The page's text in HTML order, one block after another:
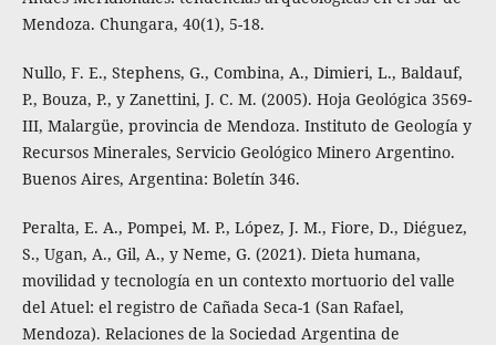
Mendoza. Chungara, 40(1), 5-18.
Nullo, F. E., Stephens, G., Combina, A., Dimieri, L., Baldauf,
P., Bouza, P., y Zanettini, J. C. M. (2005). Hoja Geológica 3569-
III, Malargüe, provincia de Mendoza. Instituto de Geología y
Recursos Minerales, Servicio Geológico Minero Argentino.
Buenos Aires, Argentina: Boletín 346.
Peralta, E. A., Pompei, M. P., López, J. M., Fiore, D., Diéguez,
S., Ugan, A., Gil, A., y Neme, G. (2021). Dieta humana,
movilidad y tecnología en un contexto mortuorio del valle
del Atuel: el registro de Cañada Seca-1 (San Rafael,
Mendoza). Relaciones de la Sociedad Argentina de